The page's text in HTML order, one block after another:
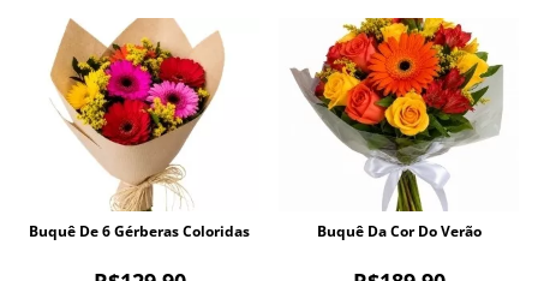
Buquê De 6 Gérberas Coloridas Buquê Da Cor Do Verão